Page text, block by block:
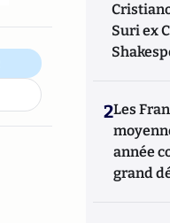
Suri ex
2Les
année
grand